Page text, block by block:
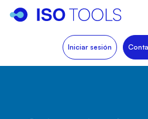
Iniciar sesión